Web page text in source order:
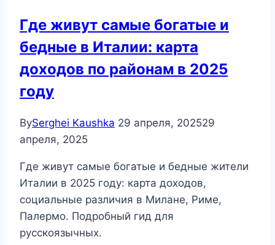
Где живут самые богатые и
бедные в Италии: карта
доходов по районам в 2025
году
BySerghei Kaushka 29 апреля, 202529
апреля, 2025
Где живут самые богатые и бедные жители
Италии в 2025 году: карта доходов,
социальные различия в Милане, Риме,
Палермо. Подробный гид для
русскоязычных.